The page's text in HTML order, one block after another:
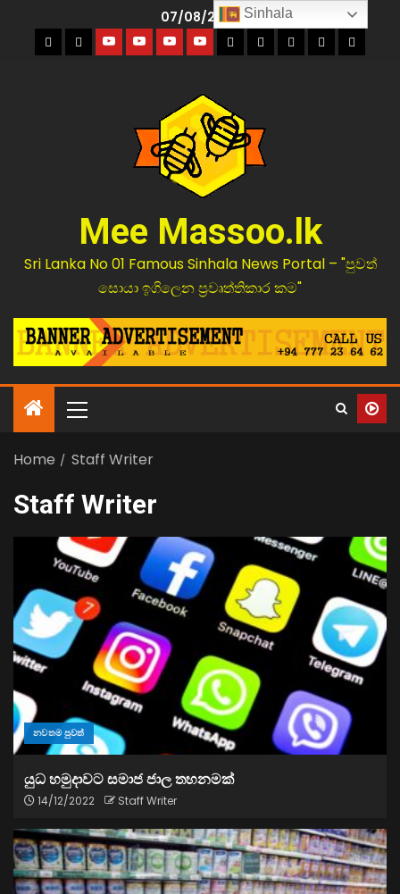
07/08/2026
Mee Massoo.lk
Sri Lanka No 01 Famous Sinhala News Portal – "පුවත්
සොයා ඉගිලෙන ප්‍රවෘත්තිකාර කම"
Home Staff Writer
Staff Writer
නවතම පුවත්
යුධ හමුදාවට සමාජ ජාල තහනමක්
14/12/2022 Staff Writer
Sinhala